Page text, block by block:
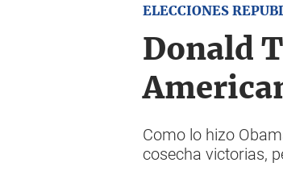
ELECCIONES
Donald
Como lo hizo
cosecha victorias,